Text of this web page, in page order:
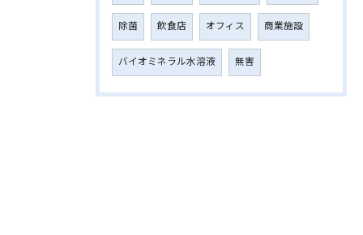
除菌 飲食店 オフィス 商業施設
バイオミネラル水溶液 無害